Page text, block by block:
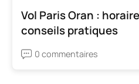
Vol Paris Oran :
conseils pratiques
0 commentaires